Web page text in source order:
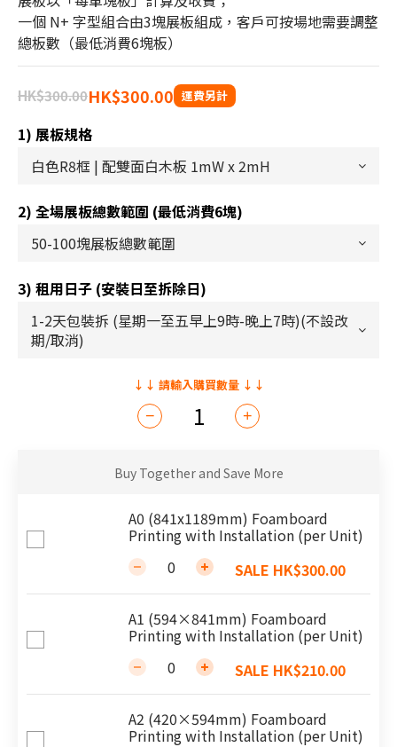
一個 N+ 字型組合由3塊展板組成，客戶可按場地需要調整
總板數（最低消費6塊板）
HK$300.00HK$300.00
1) 展板規格
2) 全場展板總數範圍 (最低消費6塊)
3) 租用日子 (安裝日至拆除日)
Buy Together and Save More
A0 (841x1189mm) Foamboard
Printing with Installation (per Unit)
SALE HK$300.00
A1 (594×841mm) Foamboard
Printing with Installation (per Unit)
SALE HK$210.00
A2 (420×594mm) Foamboard
Printing with Installation (per Unit)